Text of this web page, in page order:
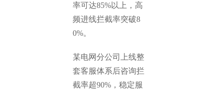
率可达85%以上，高
频进线拦截率突破8
0%。
某电网分公司上线整
套客服体系后咨询拦
截率超90%，稳定服